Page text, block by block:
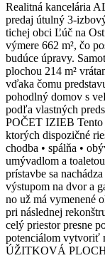
Realitná kancelária
predaj útulný 3-
tichej obci Ľúč na
výmere 662 m², čo
budúce úpravy.
plochou 214 m²
vďaka čomu
pohodlný domov s
podľa vlastných
POČET IZIEB Tento
ktorých dispozičné
chodba • spálňa •
umývadlom a
prístavbe sa
výstupom na dvor a
no už má vymenené
pri následnej
celý priestor presne
potenciálom vytvoriť
ÚŽITKOVÁ